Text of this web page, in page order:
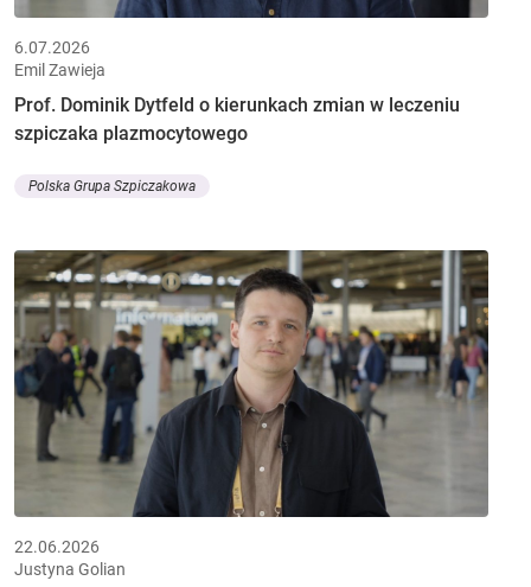
6.07.2026
Emil Zawieja
Prof. Dominik Dytfeld o kierunkach zmian w leczeniu
szpiczaka plazmocytowego
Polska Grupa Szpiczakowa
22.06.2026
Justyna Golian